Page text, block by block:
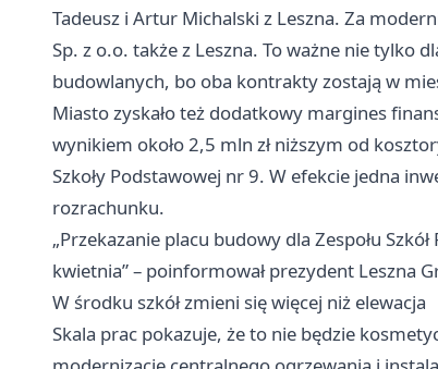
Tadeusz i Artur Michalski z Leszna. Za
Sp. z o.o. także z Leszna. To ważne nie tylko
budowlanych, bo oba kontrakty zostają w
Miasto zyskało też dodatkowy margines
wynikiem około 2,5 mln zł niższym od
Szkoły Podstawowej nr 9. W efekcie jedna
rozrachunku.
„Przekazanie placu budowy dla Zespołu
kwietnia” – poinformował prezydent Leszna
W środku szkół zmieni się więcej niż elewacja
Skala prac pokazuje, że to nie będzie